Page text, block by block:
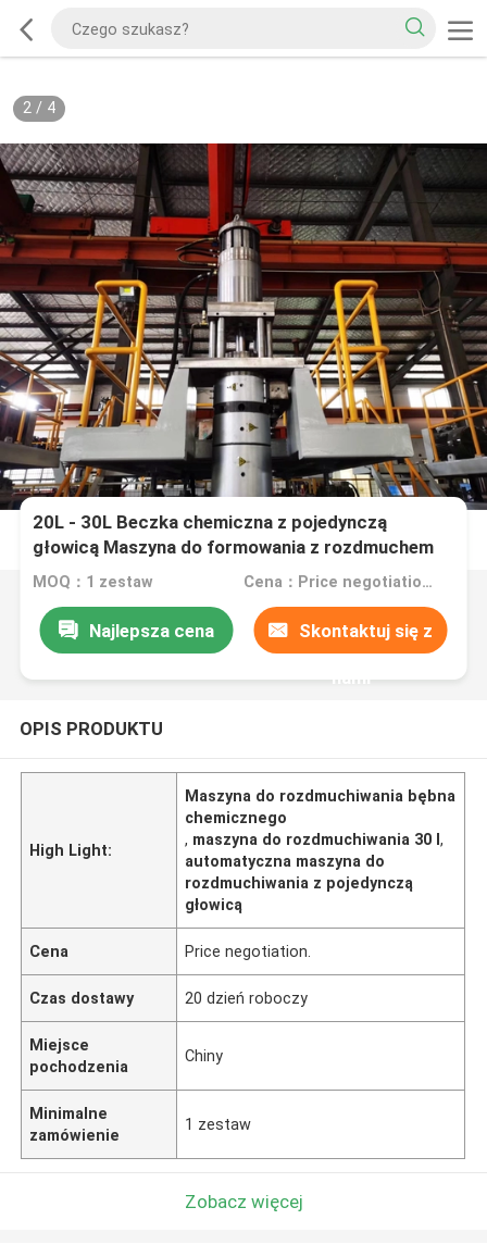
2/ 4
20L - 30L Beczka chemiczna z pojedynczą
głowicą Maszyna do formowania z rozdmuchem
Wysoka prędkość
MOQ：1 zestaw Cena：Price negotiation.
Najlepsza cena Skontaktuj się z
nami
OPIS PRODUKTU
High Light:
Maszyna do rozdmuchiwania bębna
chemicznego
, maszyna do rozdmuchiwania 30 l,
automatyczna maszyna do
rozdmuchiwania z pojedynczą
głowicą
Cena Price negotiation.
Czas dostawy 20 dzień roboczy
Miejsce
pochodzenia
Chiny
Minimalne
zamówienie
1 zestaw
Zobacz więcej